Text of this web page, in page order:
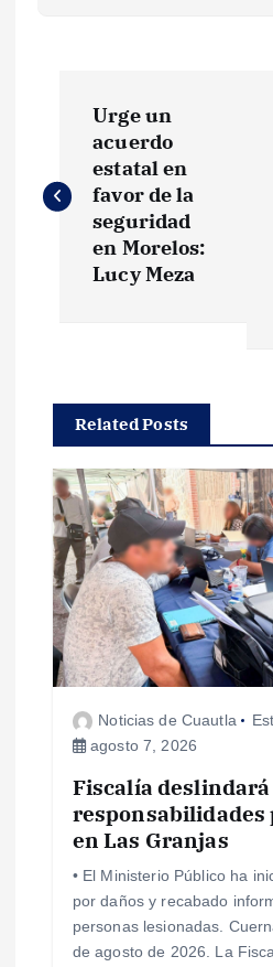
v
c
ó
n
d
e
Urge un
acuerdo
estatal en
favor de la
seguridad
en Morelos:
Lucy Meza
Related Posts
Noticias de Cuautla
agosto 7, 2026
Fiscalía deslindará
responsabilidades
en Las Granjas
• El Ministerio Público ha
por daños y recabado
personas lesionadas.
de agosto de 2026. La